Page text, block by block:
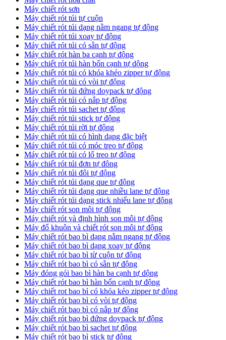
Máy chiết rót sơn
Máy chiết rót túi tự cuộn
Máy chiết rót túi dạng nằm ngang tự động
Máy chiết rót túi xoay tự động
Máy chiết rót túi có sẵn tự động
Máy chiết rót hàn ba cạnh tự động
Máy chiết rót túi hàn bốn cạnh tự dộng
Máy chiết rót túi có khóa khéo zipper tự động
Máy chiết rót túi có vòi tự động
Máy chiết rót túi đứng doypack tự động
Máy chiết rót túi có nắp tự động
Máy chiết rót túi sachet tự động
Máy chiết rót túi stick tự động
Máy chiết rót túi rời tự động
Máy chiết rót túi có hình dạng đặc biệt
Máy chiết rót túi có móc treo tự động
Máy chiết rót túi có lổ treo tự động
Máy chiết rót túi đơn tự đông
Máy chiết rót túi đôi tự động
Máy chiết rót túi dạng que tự động
Máy chiết rót túi dạng que nhiều lane tự động
Máy chiết rót túi dạng stick nhiếu lane tự động
Máy chiết rót son môi tự động
Máy chiết rót và định hình son môi tự động
Máy đổ khuôn và chiết rót son môi tự động
Máy chiết rót bao bì dạng nằm ngang tự động
Máy chiết rót bao bì dạng xoay tự động
Máy chiết rót bao bì từ cuộn tự động
Máy chiết rót bao bì có sẵn tự động
Máy đóng gói bao bì hàn ba cạnh tự dộng
Máy chiết rót bao bì hàn bốn cạnh tự động
Máy chiết rot bao bì có khóa kéo zipper tự động
Máy chiết rót bao bì có vòi tự động
Máy chiết rót bao bì có nắp tự động
Máy chiết rót bao bì đứng doypack tự động
Máy chiết rót bao bì sachet tự động
Máy chiết rót bao bì stick tự động